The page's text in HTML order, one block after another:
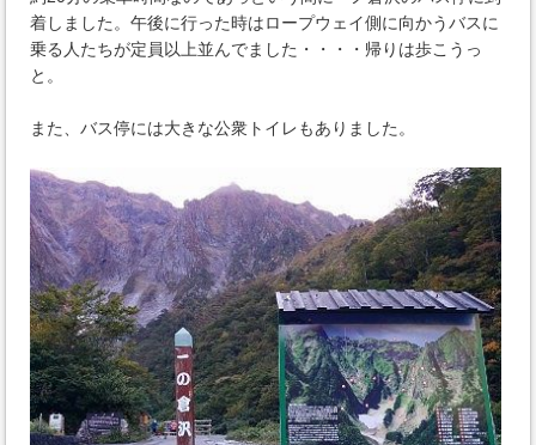
着しました。午後に行った時はロープウェイ側に向かうバスに
乗る人たちが定員以上並んでました・・・・帰りは歩こうっ
と。
また、バス停には大きな公衆トイレもありました。